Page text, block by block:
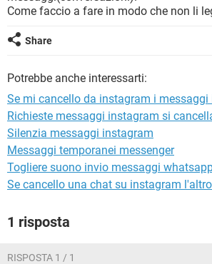
TIKTOK
HARDWARE
TIKTOK
Come faccio a fare in modo che non li
Share
Potrebbe anche interessarti:
Se mi cancello da instagram i
Richieste messaggi instagram si
Silenzia messaggi instagram
Messaggi temporanei messenger
Togliere suono invio messaggi
Se cancello una chat su instagram
1 risposta
RISPOSTA 1 / 1